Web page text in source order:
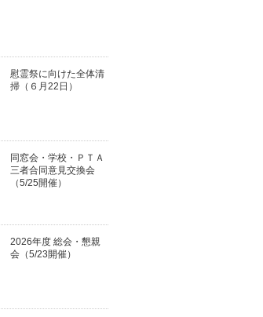
慰霊祭に向けた全体清
掃（６月22日）
同窓会・学校・ＰＴＡ
三者合同意見交換会
（5/25開催）
2026年度 総会・懇親
会（5/23開催）